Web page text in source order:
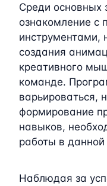
Среди основных
ознакомление с
инструментами,
создания
креативного
команде.
варьироваться,
формирование
навыков,
работы в данной
Наблюдая за